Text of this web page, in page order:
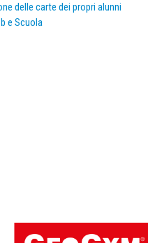
delle carte dei propri alunni
e Scuola